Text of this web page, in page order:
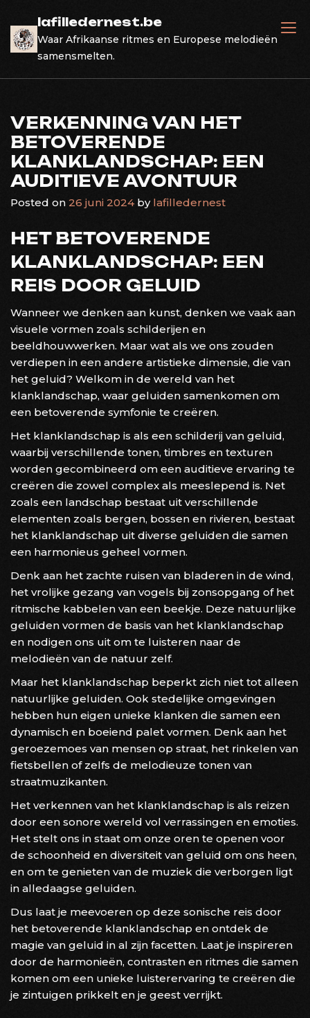
content
lafilledernest.be
Waar Afrikaanse ritmes en Europese melodieën
samensmelten.
VERKENNING VAN HET
BETOVERENDE
KLANKLANDSCHAP: EEN
AUDITIEVE AVONTUUR
Posted on 26 juni 2024by lafilledernest
HET BETOVERENDE
KLANKLANDSCHAP: EEN
REIS DOOR GELUID
Wanneer we denken aan kunst, denken we vaak aan
visuele vormen zoals schilderijen en
beeldhouwwerken. Maar wat als we ons zouden
verdiepen in een andere artistieke dimensie, die van
het geluid? Welkom in de wereld van het
klanklandschap, waar geluiden samenkomen om
een betoverende symfonie te creëren.
Het klanklandschap is als een schilderij van geluid,
waarbij verschillende tonen, timbres en texturen
worden gecombineerd om een auditieve ervaring te
creëren die zowel complex als meeslepend is. Net
zoals een landschap bestaat uit verschillende
elementen zoals bergen, bossen en rivieren, bestaat
het klanklandschap uit diverse geluiden die samen
een harmonieus geheel vormen.
Denk aan het zachte ruisen van bladeren in de wind,
het vrolijke gezang van vogels bij zonsopgang of het
ritmische kabbelen van een beekje. Deze natuurlijke
geluiden vormen de basis van het klanklandschap
en nodigen ons uit om te luisteren naar de
melodieën van de natuur zelf.
Maar het klanklandschap beperkt zich niet tot alleen
natuurlijke geluiden. Ook stedelijke omgevingen
hebben hun eigen unieke klanken die samen een
dynamisch en boeiend palet vormen. Denk aan het
geroezemoes van mensen op straat, het rinkelen van
fietsbellen of zelfs de melodieuze tonen van
straatmuzikanten.
Het verkennen van het klanklandschap is als reizen
door een sonore wereld vol verrassingen en emoties.
Het stelt ons in staat om onze oren te openen voor
de schoonheid en diversiteit van geluid om ons heen,
en om te genieten van de muziek die verborgen ligt
in alledaagse geluiden.
Dus laat je meevoeren op deze sonische reis door
het betoverende klanklandschap en ontdek de
magie van geluid in al zijn facetten. Laat je inspireren
door de harmonieën, contrasten en ritmes die samen
komen om een unieke luisterervaring te creëren die
je zintuigen prikkelt en je geest verrijkt.